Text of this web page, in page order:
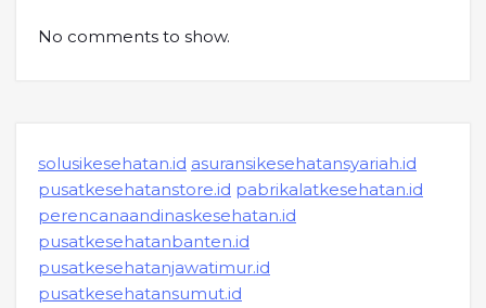
No comments to show.
solusikesehatan.id asuransikesehatansyariah.id
pusatkesehatanstore.id pabrikalatkesehatan.id
perencanaandinaskesehatan.id
pusatkesehatanbanten.id
pusatkesehatanjawatimur.id
pusatkesehatansumut.id